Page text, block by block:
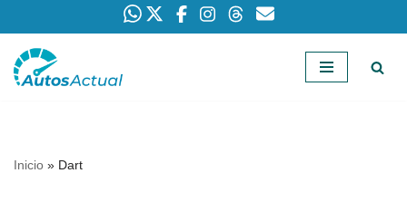
Saltar
Inicio » Dart